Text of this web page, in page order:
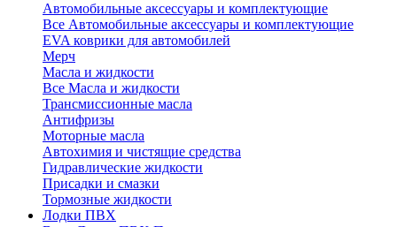
Автомобильные аксессуары и комплектующие
Все Автомобильные аксессуары и комплектующие
EVA коврики для автомобилей
Мерч
Масла и жидкости
Все Масла и жидкости
Трансмиссионные масла
Антифризы
Моторные масла
Автохимия и чистящие средства
Гидравлические жидкости
Присадки и смазки
Тормозные жидкости
Лодки ПВХ